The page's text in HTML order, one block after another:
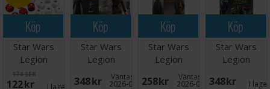
Köp
Star Wars
Legion
Defense Dice
Pack
174 SEK
122 SEK I lager: 2
Köp
Star Wars
Legion
Customizable
Imperial
348 SEK Väntas in:
2026-08-26
Köp
Star Wars
Legion
Galactic
Command
258 SEK Väntas in:
2026-08-18
Köp
Star Wars
Legion
Super
348 SEK I